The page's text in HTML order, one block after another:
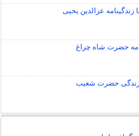
زندگینامه عزالدین یحیی
حضرت شاه چراغ
زندگی حضرت شعیب